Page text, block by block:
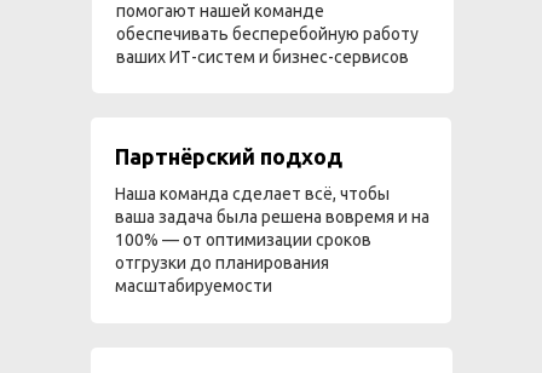
помогают нашей команде
обеспечивать бесперебойную работу
ваших ИТ-систем и бизнес-сервисов
Партнёрский подход
Наша команда сделает всё, чтобы
ваша задача была решена вовремя и на
100% — от оптимизации сроков
отгрузки до планирования
масштабируемости